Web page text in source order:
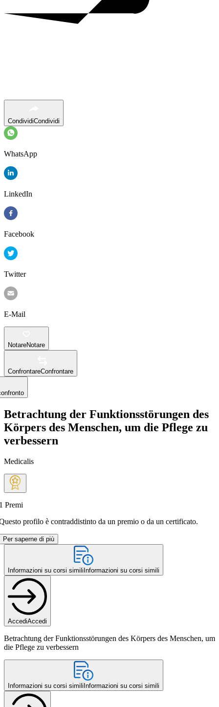
CondividiCondividi
WhatsApp
LinkedIn
Facebook
Twitter
E-Mail
NotareNotare
ConfrontareConfrontare
Betrachtung der Funktionsstörungen des
Körpers des Menschen, um die Pflege zu
verbessern
Medicalis
Premi
profilo è contraddistinto da un premio o da un certificato.
Per saperne di più
Informazioni su corsi simili Informazioni su corsi simili
AccediAccedi
Betrachtung der Funktionsstörungen des Körpers des Menschen, um
die Pflege zu verbessern
Informazioni su corsi simili Informazioni su corsi simili